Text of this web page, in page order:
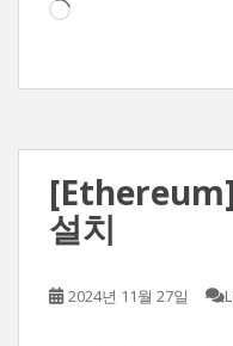
로
설치
2024년 11월 27일